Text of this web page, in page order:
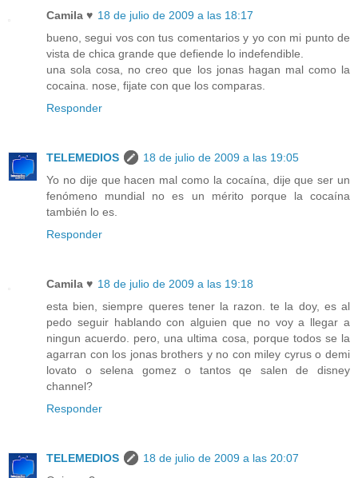
Camila ♥ 18 de julio de 2009 a las 18:17
bueno, segui vos con tus comentarios y yo con mi punto de
vista de chica grande que defiende lo indefendible.
una sola cosa, no creo que los jonas hagan mal como la
cocaina. nose, fijate con que los comparas.
Responder
TELEMEDIOS
18 de julio de 2009 a las 19:05
Yo no dije que hacen mal como la cocaína, dije que ser un
fenómeno mundial no es un mérito porque la cocaína
también lo es.
Responder
Camila ♥ 18 de julio de 2009 a las 19:18
esta bien, siempre queres tener la razon. te la doy, es al
pedo seguir hablando con alguien que no voy a llegar a
ningun acuerdo. pero, una ultima cosa, porque todos se la
agarran con los jonas brothers y no con miley cyrus o demi
lovato o selena gomez o tantos qe salen de disney
channel?
Responder
TELEMEDIOS
18 de julio de 2009 a las 20:07